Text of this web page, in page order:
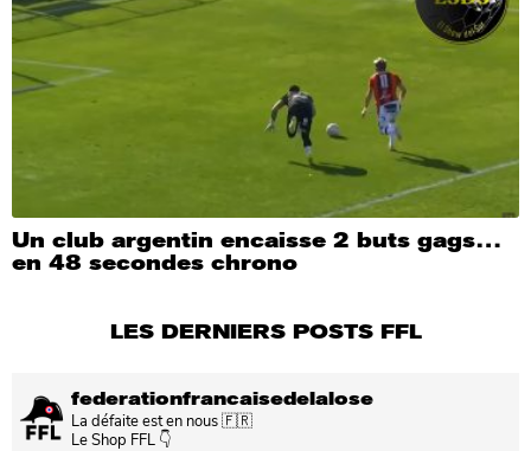
Un club argentin encaisse 2 buts gags…
en 48 secondes chrono
LES DERNIERS POSTS FFL
federationfrancaisedelalose
La défaite est en nous 🇫🇷
Le Shop FFL 👇